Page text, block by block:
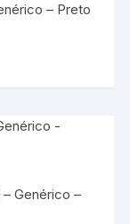
– Preto
– Genérico –